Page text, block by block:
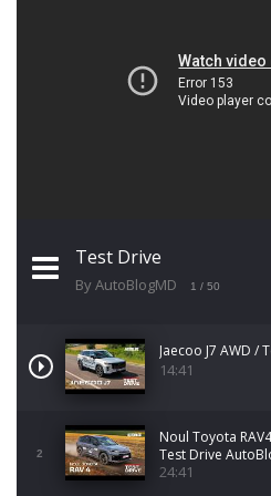
Test Drive
By AutoBlogMD 1 / 50
Jaecoo J7 AWD /
14:41
2
Noul Toyota
Test Drive
24:41